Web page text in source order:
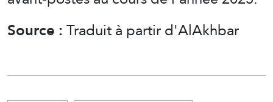
Source :Traduit à partir d'AlAkhbar